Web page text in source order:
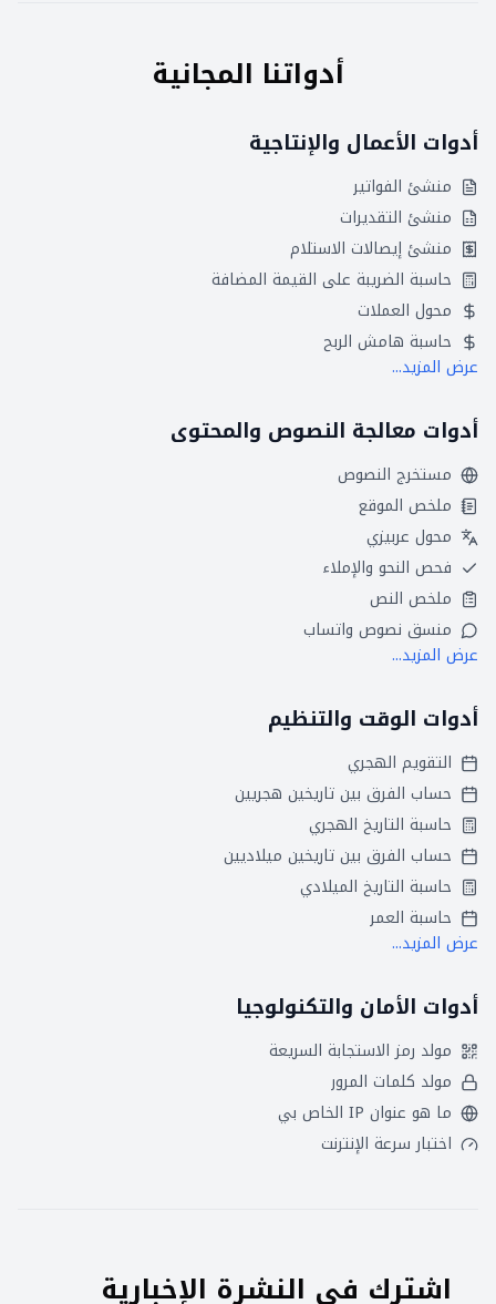
أدواتنا المجانية
أدوات الأعمال والإنتاجية
منشئ الفواتير
منشئ التقديرات
منشئ إيصالات الاستلام
حاسبة الضريبة على القيمة المضافة
محول العملات
حاسبة هامش الربح
عرض المزيد...
أدوات معالجة النصوص والمحتوى
مستخرج النصوص
ملخص الموقع
محول عربيزي
فحص النحو والإملاء
ملخص النص
منسق نصوص واتساب
عرض المزيد...
أدوات الوقت والتنظيم
التقويم الهجري
حساب الفرق بين تاريخين هجريين
حاسبة التاريخ الهجري
حساب الفرق بين تاريخين ميلاديين
حاسبة التاريخ الميلادي
حاسبة العمر
عرض المزيد...
أدوات الأمان والتكنولوجيا
مولد رمز الاستجابة السريعة
مولد كلمات المرور
ما هو عنوان IP الخاص بي
اختبار سرعة الإنترنت
اشترك في النشرة الإخبارية